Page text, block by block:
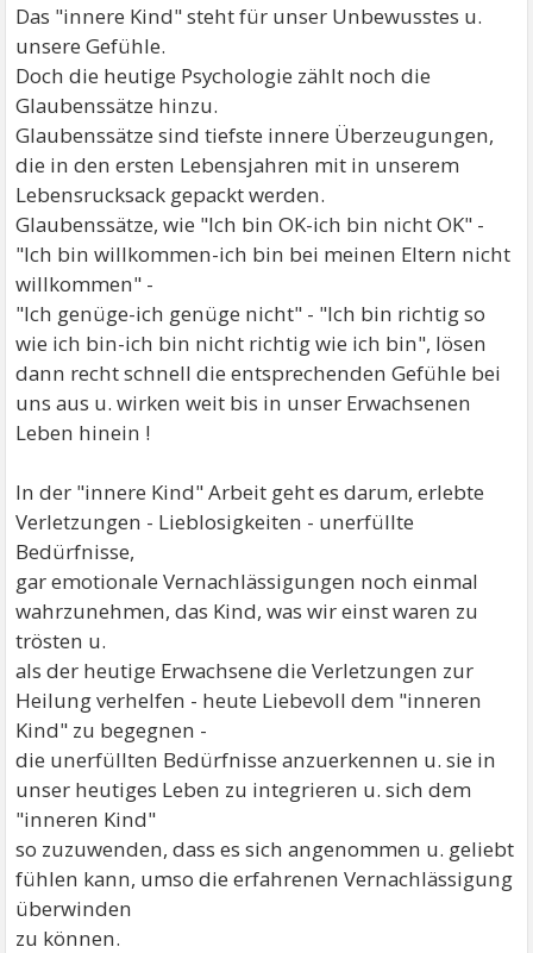
Das "innere Kind" steht für unser Unbewusstes u.
unsere Gefühle.
Doch die heutige Psychologie zählt noch die
Glaubenssätze hinzu.
Glaubenssätze sind tiefste innere Überzeugungen,
die in den ersten Lebensjahren mit in unserem
Lebensrucksack gepackt werden.
Glaubenssätze, wie "Ich bin OK-ich bin nicht OK" -
"Ich bin willkommen-ich bin bei meinen Eltern nicht
willkommen" -
"Ich genüge-ich genüge nicht" - "Ich bin richtig so
wie ich bin-ich bin nicht richtig wie ich bin", lösen
dann recht schnell die entsprechenden Gefühle bei
uns aus u. wirken weit bis in unser Erwachsenen
Leben hinein !
In der "innere Kind" Arbeit geht es darum, erlebte
Verletzungen - Lieblosigkeiten - unerfüllte
Bedürfnisse,
gar emotionale Vernachlässigungen noch einmal
wahrzunehmen, das Kind, was wir einst waren zu
trösten u.
als der heutige Erwachsene die Verletzungen zur
Heilung verhelfen - heute Liebevoll dem "inneren
Kind" zu begegnen -
die unerfüllten Bedürfnisse anzuerkennen u. sie in
unser heutiges Leben zu integrieren u. sich dem
"inneren Kind"
so zuzuwenden, dass es sich angenommen u. geliebt
fühlen kann, umso die erfahrenen Vernachlässigung
überwinden
zu können.